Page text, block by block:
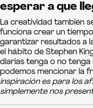
esperar a que
La creatividad también
funciona crear un
garantizar resultados a
el hábito de Stephen
diarias tenga o no tenga
podemos mencionar la
inspiración es para los
simplemente nos